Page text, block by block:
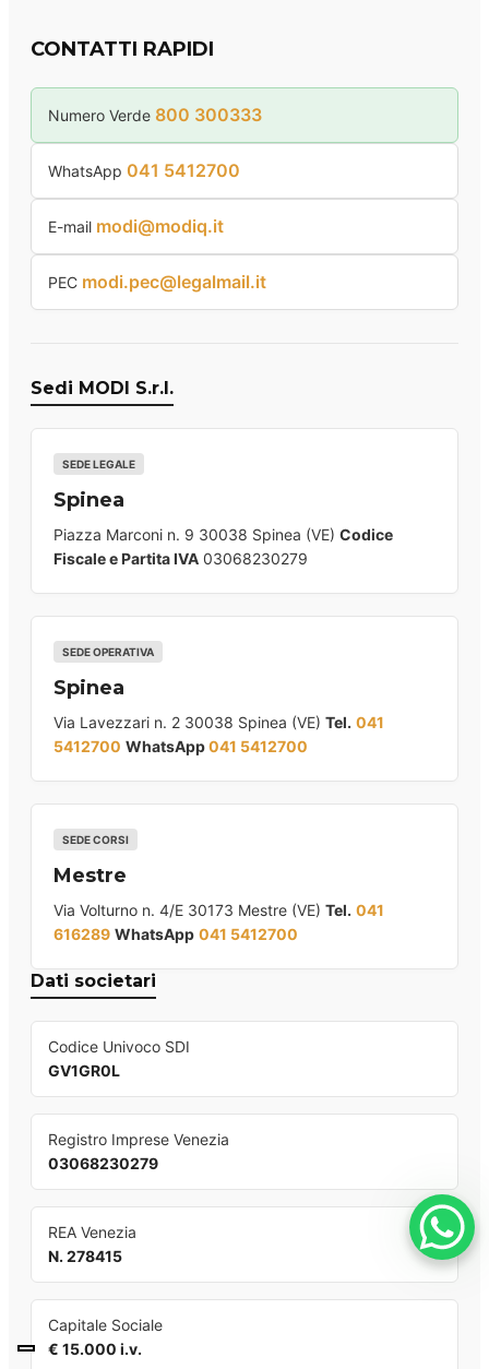
CONTATTI RAPIDI
Numero Verde 800 300333
WhatsApp 041 5412700
E-mail modi@modiq.it
PEC modi.pec@legalmail.it
Sedi MODI S.r.l.
SEDE LEGALE
Spinea
Piazza Marconi n. 9 30038 Spinea (VE) Codice
Fiscale e Partita IVA 03068230279
SEDE OPERATIVA
Spinea
Via Lavezzari n. 2 30038 Spinea (VE) Tel. 041
5412700 WhatsApp041 5412700
SEDE CORSI
Mestre
Via Volturno n. 4/E 30173 Mestre (VE) Tel. 041
616289 WhatsApp 041 5412700
Dati societari
Codice Univoco SDI
GV1GR0L
Registro Imprese Venezia
03068230279
REA Venezia
N. 278415
Capitale Sociale
€ 15.000 i.v.